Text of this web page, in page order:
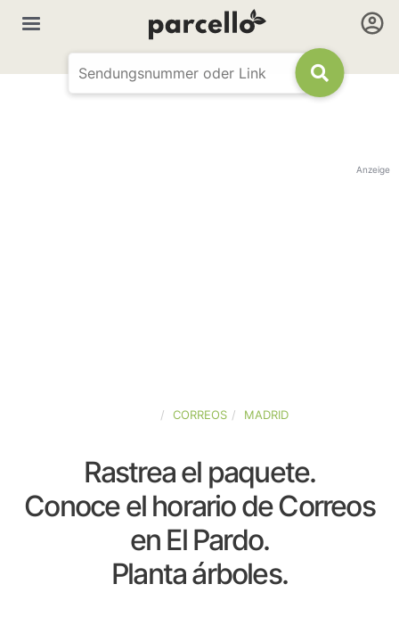
Anzeige
CORREOS MADRID
Rastrea el paquete.
Conoce el horario de Correos
en El Pardo.
Planta árboles.